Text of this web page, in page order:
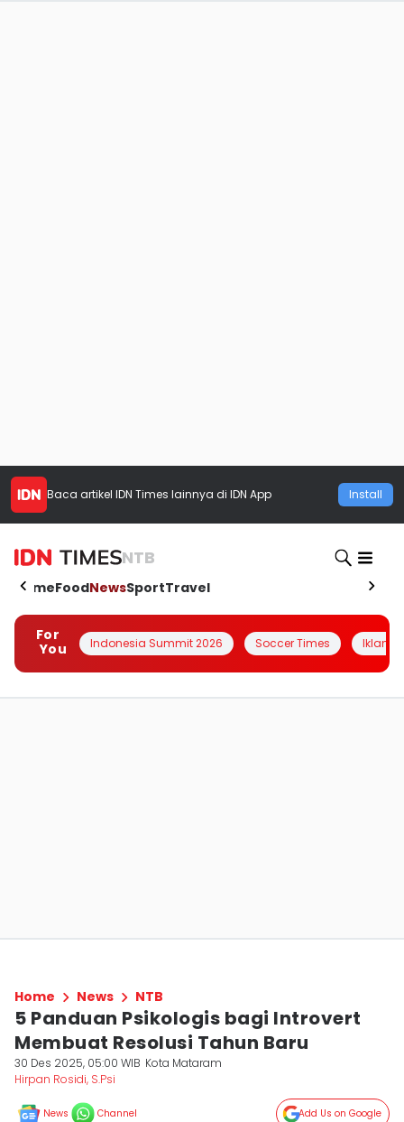
Baca artikel IDN Times lainnya di IDN App Install
NTB
HomeFoodNewsSportTravel
For
You
Indonesia Summit 2026 Soccer Times Iklanin
Home News NTB
5 Panduan Psikologis bagi Introvert
Membuat Resolusi Tahun Baru
30 Des 2025, 05:00 WIB Kota Mataram
Hirpan Rosidi, S.Psi
News Channel Add Us on Google